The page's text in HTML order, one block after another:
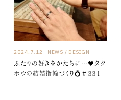
2024.7.12 NEWS DESIGN
ふたりの好きをかたちに…♥タク
ホウの結婚指輪づくり💍＃331